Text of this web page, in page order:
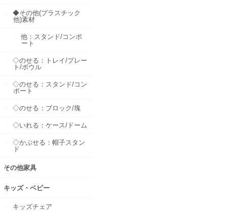
◆その他(プラスチック
他)素材
他：スタンド/コンポ
ート
◇のせる：トレイ/プレー
ト/ボウル
◇のせる：スタンド/コン
ポート
◇のせる：ブロック/塊
◇いれる：ケース/ドーム
◇かぶせる：帽子スタン
ド
その他家具
キッズ・ベビー
キッズチェア